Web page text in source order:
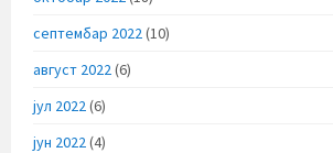
септембар 2022(10)
август 2022(6)
јул 2022(6)
јун 2022(4)